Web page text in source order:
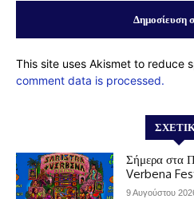
This site uses Akismet to reduce
comment data is processed.
Σήμερα στα
Verbena
9 Αυγούστου